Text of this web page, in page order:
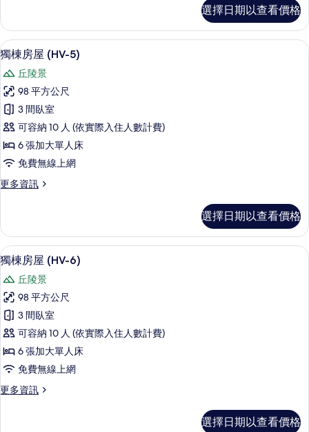
相
片
房
屋
(HV-
的
詳
情
選擇日期以查看價格
顯
示
獨
棟
房
屋
(HV-
5)
的
相
片
獨棟房屋 (HV-5) | 書桌、筆電工作空
29
獨棟房屋 (HV-5)
丘陵景
98 平方公尺
3 間臥室
可容納 10 人 (依實際入住人數計費)
6 張加大單人床
免費無線上網
更多資訊
更
房
屋
(HV-
的
詳
情
選擇日期以查看價格
顯
示
獨
棟
房
屋
(HV-
6)
的
獨棟房屋 (HV-6) | 書桌、筆電工作空
29
獨棟房屋 (HV-6)
丘陵景
98 平方公尺
3 間臥室
可容納 10 人 (依實際入住人數計費)
6 張加大單人床
免費無線上網
更多資訊
更
選擇日期以查看價格